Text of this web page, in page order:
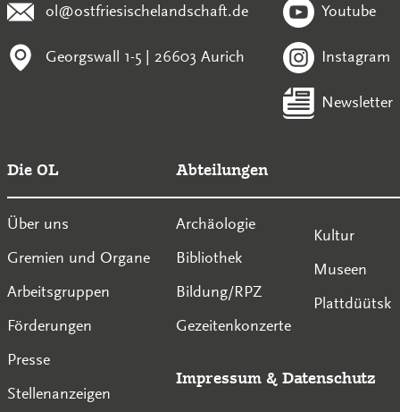
ol@ostfriesischelandschaft.de
Georgswall 1-5 | 26603 Aurich
Youtube
Instagram
Newsletter
Die OL
Über uns
Gremien und Organe
Arbeitsgruppen
Förderungen
Presse
Stellenanzeigen
Abteilungen
Archäologie
Bibliothek
Bildung/RPZ
Gezeitenkonzerte
Kultur
Museen
Plattdüütsk
Impressum & Datenschutz